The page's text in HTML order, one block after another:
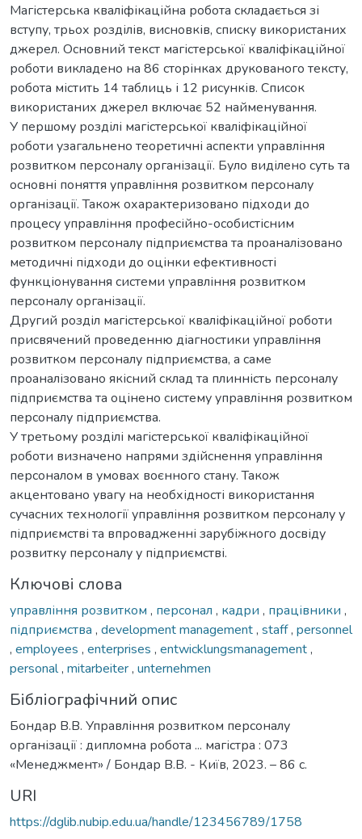
Магістерська кваліфікаційна робота складається зі
вступу, трьох розділів, висновків, списку використаних
джерел. Основний текст магістерської кваліфікаційної
роботи викладено на 86 сторінках друкованого тексту,
робота містить 14 таблиць і 12 рисунків. Список
використаних джерел включає 52 найменування.
У першому розділі магістерської кваліфікаційної
роботи узагальнено теоретичні аспекти управління
розвитком персоналу організації. Було виділено суть та
основні поняття управління розвитком персоналу
організації. Також охарактеризовано підходи до
процесу управління професійно-особистісним
розвитком персоналу підприємства та проаналізовано
методичні підходи до оцінки ефективності
функціонування системи управління розвитком
персоналу організації.
Другий розділ магістерської кваліфікаційної роботи
присвячений проведенню діагностики управління
розвитком персоналу підприємства, а саме
проаналізовано якісний склад та плинність персоналу
підприємства та оцінено систему управління розвитком
персоналу підприємства.
У третьому розділі магістерської кваліфікаційної
роботи визначено напрями здійснення управління
персоналом в умовах воєнного стану. Також
акцентовано увагу на необхідності використання
сучасних технології управління розвитком персоналу у
підприємстві та впровадженні зарубіжного досвіду
розвитку персоналу у підприємстві.
Ключові слова
управління розвитком , персонал , кадри , працівники ,
підприємства , development management, staff, personnel
, employees , enterprises , entwicklungsmanagement,
personal, mitarbeiter, unternehmen
Бібліографічний опис
Бондар В.В. Управління розвитком персоналу
організації : дипломна робота ... магістра : 073
«Менеджмент» / Бондар В.В. - Київ, 2023. – 86 с.
URI
https://dglib.nubip.edu.ua/handle/123456789/1758